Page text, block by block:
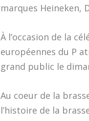
marques Heineken,
À l’occasion de la
européennes du P
grand public le
Au coeur de la
l’histoire de la